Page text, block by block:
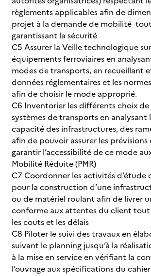
règlements applicables afin de
projet à la demande de mobilité
garantissant la sécurité
C5 Assurer la Veille technologique
équipements ferroviaires en
modes de transports, en recueillant
données réglementaires et les
afin de choisir le mode approprié.
C6 Inventorier les différents choix de
systèmes de transports en analysant
capacité des infrastructures, des
afin de pouvoir assurer les
garantir l’accessibilité de ce mode
Mobilité Réduite (PMR)
C7 Coordonner les activités d’étude
pour la construction d’une
ou de matériel roulant afin de livrer
conforme aux attentes du client
les couts et les délais
C8 Piloter le suivi des travaux en
suivant le planning jusqu’à la
à la mise en service en vérifiant la
l’ouvrage aux spécifications du